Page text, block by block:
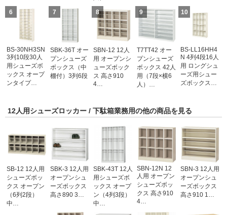
6
BS-30NH3SN
3列10段30人
用シューズボ
ックス オープ
ンタイプ…
7
SBK-36T オー
プンシューズ
ボックス（中
棚付）3列6段
8
SBN-12 12人
用 オープンシ
ューズボック
ス 高さ910
4…
9
T7TT42 オー
プンシューズ
ボックス 42人
用（7段×横6
人）…
10
BS-LL16HH4
N 4列4段16人
用 ロングシュ
ーズ用シュー
ズボックス…
12人用シューズロッカー / 下駄箱業務用の他の商品を見る
SB-12 12人用
シューズボッ
クス オープン
（6列2段）
中…
SBK-3 12人用
オープンシュ
ーズボックス
高さ890 3…
SBK-43T 12人
用シューズボ
ックス オープ
ン（4列3段）
中…
SBN-12N 12
人用 オープン
シューズボッ
クス 高さ910
4…
SBN-3 12人用
オープンシュ
ーズボックス
高さ910 1…